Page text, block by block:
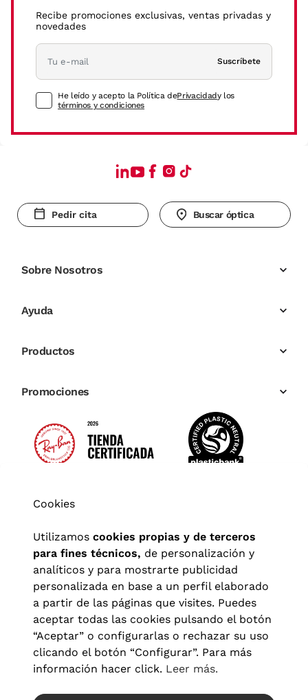
Recibe promociones exclusivas, ventas privadas y
novedades
Suscríbete
He leído y acepto la Política dePrivacidady los
términos y condiciones
Pedir cita Buscar óptica
Sobre Nosotros
Ayuda
Productos
Promociones
Aviso legal| Política de privacidad Términos y condiciones
Política de cookies|Configuración de cookies
Cookies
Utilizamos cookies propias y de terceros
para fines técnicos, de personalización y
analíticos y para mostrarte publicidad
personalizada en base a un perfil elaborado
a partir de las páginas que visites. Puedes
aceptar todas las cookies pulsando el botón
“Aceptar” o configurarlas o rechazar su uso
clicando el botón “Configurar”. Para más
información hacer click. Leer más.